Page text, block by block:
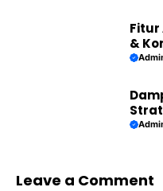
Fitur
&
Leave a Comment